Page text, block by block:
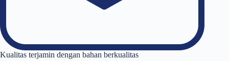
Kualitas terjamin dengan bahan berkualitas